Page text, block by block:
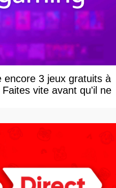
encore 3 jeux gratuits à
vite avant qu'il ne